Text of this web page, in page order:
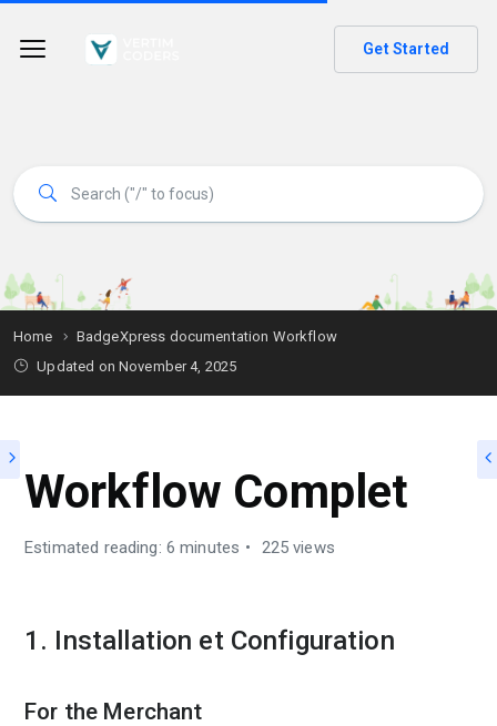
Get Started
Home
BadgeXpress documentation Workflow
Updated on November 4, 2025
Workflow Complet
Estimated reading: 6 minutes 225 views
1. Installation et Configuration
For the Merchant